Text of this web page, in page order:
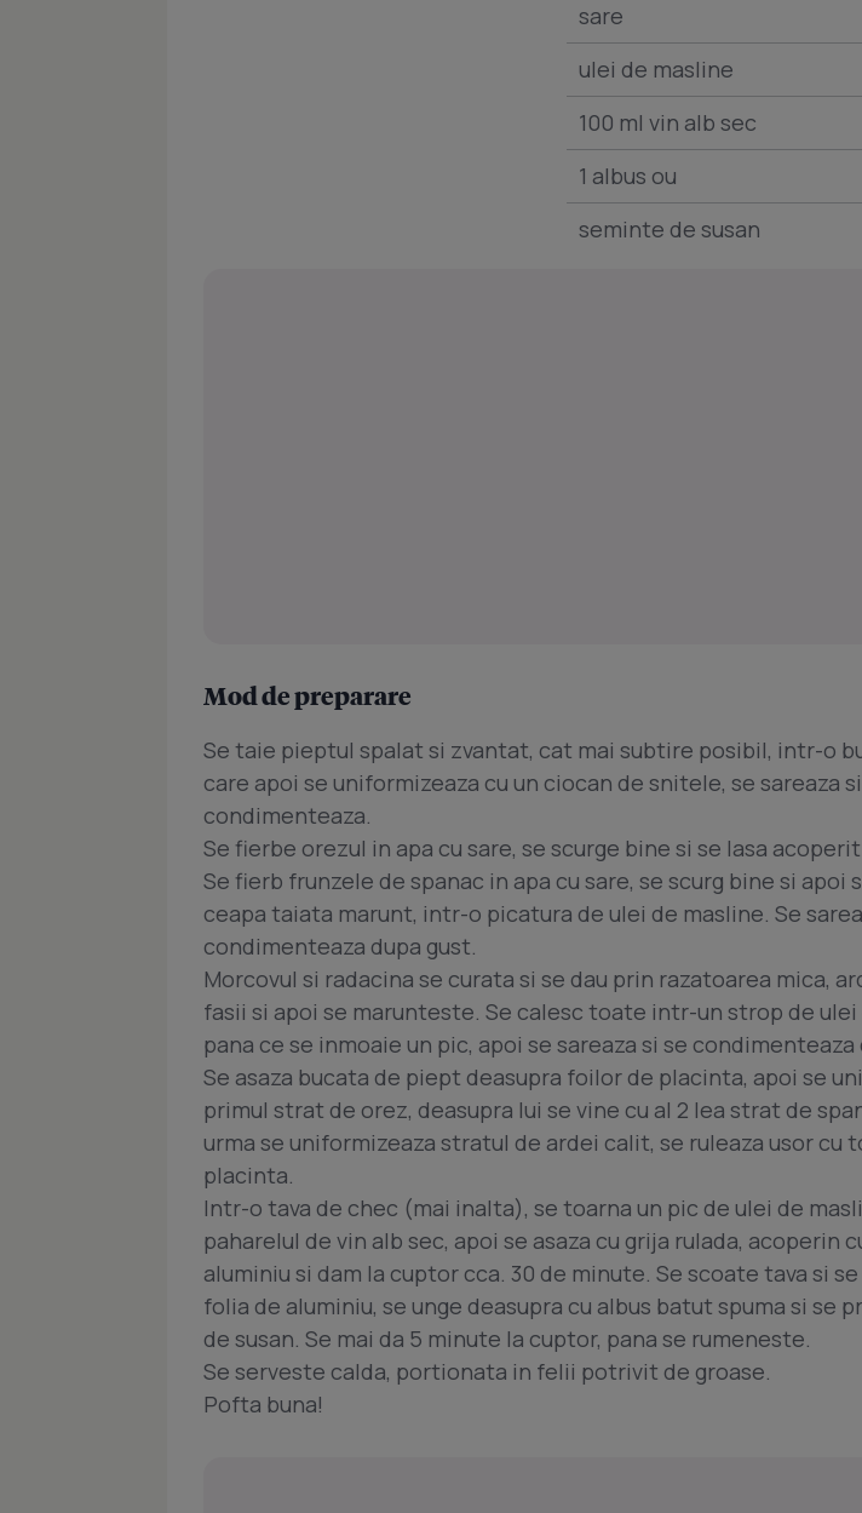
sare
ulei de masline
100 ml vin alb sec
1 albus ou
seminte de susan
Mod de preparare
Se taie pieptul spalat si zvantat, cat mai subtire posibil, intr-o
care apoi se uniformizeaza cu un ciocan de snitele, se sareaza si
condimenteaza.
Se fierbe orezul in apa cu sare, se scurge bine si se lasa
Se fierb frunzele de spanac in apa cu sare, se scurg bine si apoi
ceapa taiata marunt, intr-o picatura de ulei de masline. Se
condimenteaza dupa gust.
Morcovul si radacina se curata si se dau prin razatoarea mica,
fasii si apoi se marunteste. Se calesc toate intr-un strop de ulei
pana ce se inmoaie un pic, apoi se sareaza si se condimenteaza
Se asaza bucata de piept deasupra foilor de placinta, apoi se
primul strat de orez, deasupra lui se vine cu al 2 lea strat de
urma se uniformizeaza stratul de ardei calit, se ruleaza usor cu
placinta.
Intr-o tava de chec (mai inalta), se toarna un pic de ulei de
paharelul de vin alb sec, apoi se asaza cu grija rulada, acoperin
aluminiu si dam la cuptor cca. 30 de minute. Se scoate tava si
folia de aluminiu, se unge deasupra cu albus batut spuma si se
de susan. Se mai da 5 minute la cuptor, pana se rumeneste.
Se serveste calda, portionata in felii potrivit de groase.
Pofta buna!